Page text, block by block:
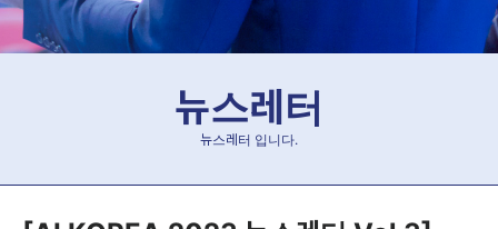
뉴스레터
뉴스레터 입니다.